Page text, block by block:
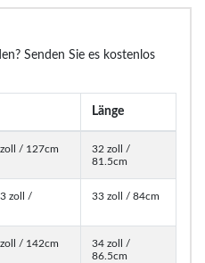
Senden Sie es kostenlos
Länge
/ 127cm
32 zoll /
81.5cm
zoll /
33 zoll / 84cm
/ 142cm
34 zoll /
86.5cm